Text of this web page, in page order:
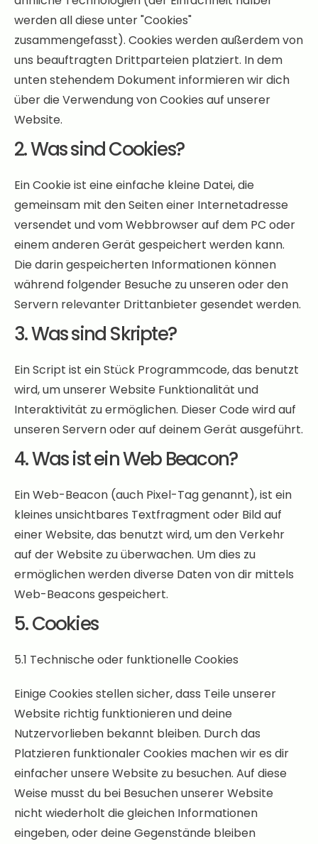
werden all diese unter "Cookies"
zusammengefasst). Cookies werden außerdem von
uns beauftragten Drittparteien platziert. In dem
unten stehendem Dokument informieren wir dich
über die Verwendung von Cookies auf unserer
Website.
2. Was sind Cookies?
Ein Cookie ist eine einfache kleine Datei, die
gemeinsam mit den Seiten einer Internetadresse
versendet und vom Webbrowser auf dem PC oder
einem anderen Gerät gespeichert werden kann.
Die darin gespeicherten Informationen können
während folgender Besuche zu unseren oder den
Servern relevanter Drittanbieter gesendet werden.
3. Was sind Skripte?
Ein Script ist ein Stück Programmcode, das benutzt
wird, um unserer Website Funktionalität und
Interaktivität zu ermöglichen. Dieser Code wird auf
unseren Servern oder auf deinem Gerät ausgeführt.
4. Was ist ein Web Beacon?
Ein Web-Beacon (auch Pixel-Tag genannt), ist ein
kleines unsichtbares Textfragment oder Bild auf
einer Website, das benutzt wird, um den Verkehr
auf der Website zu überwachen. Um dies zu
ermöglichen werden diverse Daten von dir mittels
Web-Beacons gespeichert.
5. Cookies
5.1 Technische oder funktionelle Cookies
Einige Cookies stellen sicher, dass Teile unserer
Website richtig funktionieren und deine
Nutzervorlieben bekannt bleiben. Durch das
Platzieren funktionaler Cookies machen wir es dir
einfacher unsere Website zu besuchen. Auf diese
Weise musst du bei Besuchen unserer Website
nicht wiederholt die gleichen Informationen
eingeben, oder deine Gegenstände bleiben